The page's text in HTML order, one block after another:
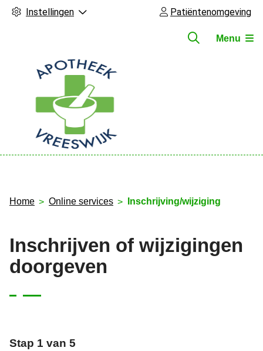
Instellingen Patiëntenomgeving
Menu
Home Online services Inschrijving/wijziging
Inschrijven of wijzigingen
doorgeven
Stap 1 van 5